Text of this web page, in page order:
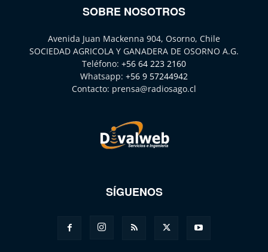
SOBRE NOSOTROS
Avenida Juan Mackenna 904, Osorno, Chile
SOCIEDAD AGRICOLA Y GANADERA DE OSORNO A.G.
Teléfono: +56 64 223 2160
Whatsapp: +56 9 57244942
Contacto: prensa@radiosago.cl
SÍGUENOS